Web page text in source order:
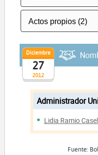
2012
Diciembre
27
Administrador
Lidia Ramio
Fuente: